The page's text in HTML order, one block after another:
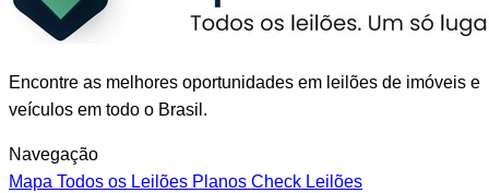
Encontre as melhores oportunidades em leilões de imóveis e
veículos em todo o Brasil.
Navegação
Mapa Todos os Leilões Planos Check Leilões